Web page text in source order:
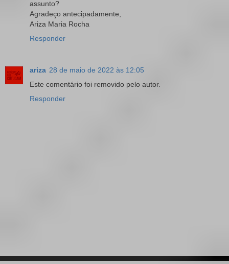
assunto?
Agradeço antecipadamente,
Ariza Maria Rocha
Responder
ariza 28 de maio de 2022 às 12:05
Este comentário foi removido pelo autor.
Responder